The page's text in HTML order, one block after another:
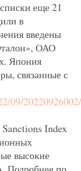
еще 21
в
введены
ОАО
Япония
связанные с
09/
Index
высокие